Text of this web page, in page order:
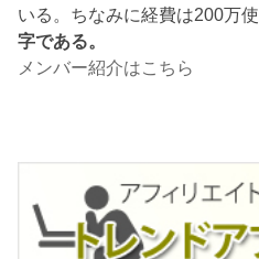
いる。ちなみに経費は200万
字である。
メンバー紹介はこちら